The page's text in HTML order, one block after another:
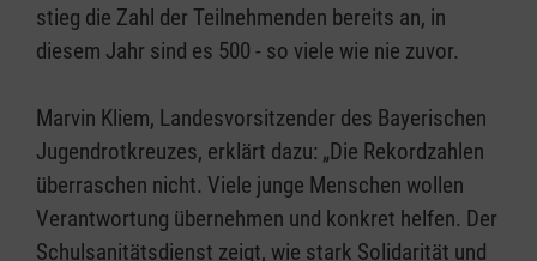
stieg die Zahl der Teilnehmenden bereits an, in
diesem Jahr sind es 500 - so viele wie nie zuvor.
Marvin Kliem, Landesvorsitzender des Bayerischen
Jugendrotkreuzes, erklärt dazu: „Die Rekordzahlen
überraschen nicht. Viele junge Menschen wollen
Verantwortung übernehmen und konkret helfen. Der
Schulsanitätsdienst zeigt, wie stark Solidarität und